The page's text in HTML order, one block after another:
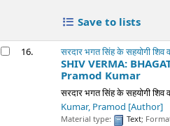
Save to lists
16. सरदार भगत सिंह के सहयोगी शिव
SHIV VERMA:
Pramod Kumar
सरदार भगत सिंह के सहयोगी शिव
Kumar, Pramod [Author]
Material type: Text;